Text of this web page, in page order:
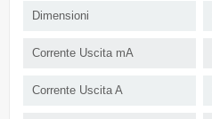
Dimensioni
Corrente Uscita mA
Corrente Uscita A